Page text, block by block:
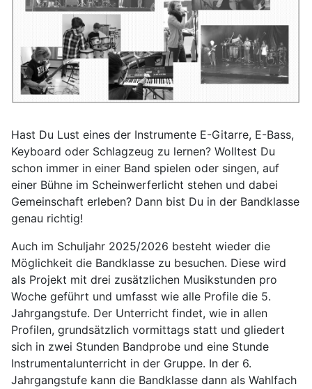
Hast Du Lust eines der Instrumente E-Gitarre, E-Bass,
Keyboard oder Schlagzeug zu lernen? Wolltest Du
schon immer in einer Band spielen oder singen, auf
einer Bühne im Scheinwerferlicht stehen und dabei
Gemeinschaft erleben? Dann bist Du in der Bandklasse
genau richtig!
Auch im Schuljahr 2025/2026 besteht wieder die
Möglichkeit die Bandklasse zu besuchen. Diese wird
als Projekt mit drei zusätzlichen Musikstunden pro
Woche geführt und umfasst wie alle Profile die 5.
Jahrgangstufe. Der Unterricht findet, wie in allen
Profilen, grundsätzlich vormittags statt und gliedert
sich in zwei Stunden Bandprobe und eine Stunde
Instrumentalunterricht in der Gruppe. In der 6.
Jahrgangstufe kann die Bandklasse dann als Wahlfach